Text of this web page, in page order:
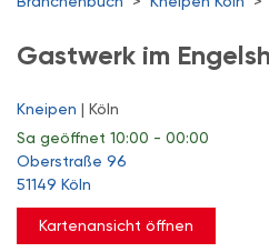
Gastwerk im
Kneipen | Köln
Sa geöffnet 10:00 - 00:00
Oberstraße 96
51149 Köln
Kartenansicht öffnen